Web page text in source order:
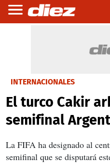
INTERNACIONALES
El turco Cakir
semifinal
La FIFA ha designado al
semifinal que se disputará